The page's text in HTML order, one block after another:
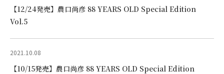
【12/24発売】農口尚彦 88 YEARS OLD Special Edition
Vol.5
2021.10.08
【10/15発売】農口尚彦 88 YEARS OLD Special Edition